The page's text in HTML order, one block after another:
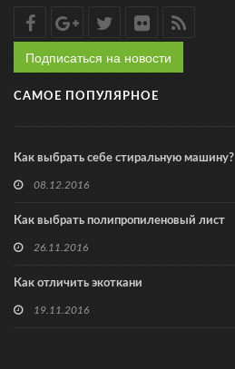
Подписаться на новости
САМОЕ ПОПУЛЯРНОЕ
Как выбрать себе стиральную машину?
08.12.2016
Как выбрать полипропиленовый лист
26.11.2016
Как отличить экоткани
19.11.2016